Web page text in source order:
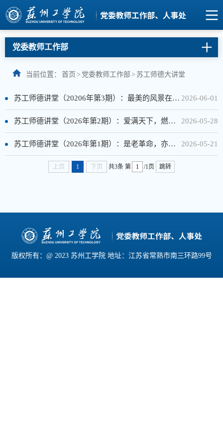
党委教师工作部
当前位置： 首页 > 党委教师工作部 > 苏工师德大讲堂
2026-06-01
苏工师德讲堂（20206年第3期）：最美的风景在边疆 最暖的初心在讲台
2026-05-28
苏工师德讲堂（2026年第2期）：爱满天下，燃灯无悔——弘扬教育家精神 争做时代大先生
2026-05-21
苏工师德讲堂（2026年第1期）：是老革命，亦是教育家——纪念匡亚明诞辰120周年
上页 1 下页 共3条 第 /1页 跳转
版权所有：@ 2023 苏州工学院 地址：江苏省常熟市南三环路99号